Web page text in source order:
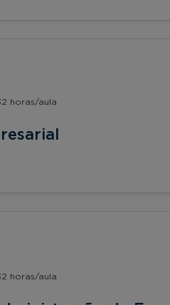
horas/aula
horas/aula